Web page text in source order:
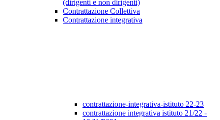
(dirigenti e non dirigenti)
Contrattazione Collettiva
Contrattazione integrativa
contrattazione-integrativa-istituto 22-23
contrattazione integrativa istituto 21/22 -